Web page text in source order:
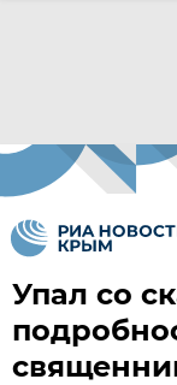
Упал со